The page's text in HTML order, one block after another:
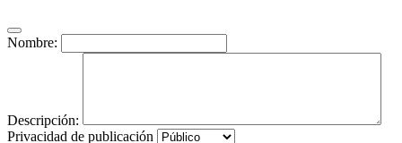
Nombre:
Descripción:
Privacidad de publicación